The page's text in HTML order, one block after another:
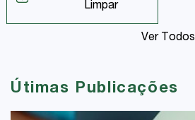
Limpar
Ver Todos
Útimas Publicações